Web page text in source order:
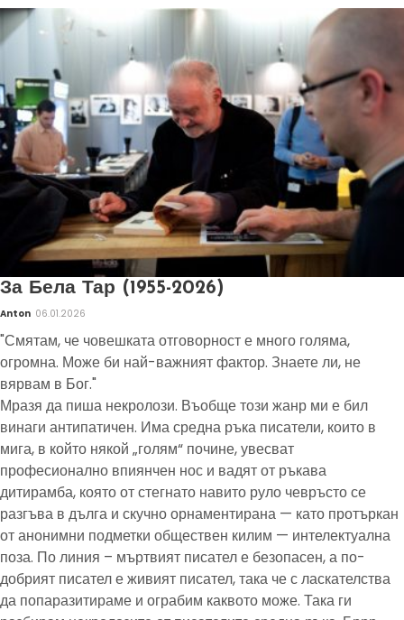
За Бела Тар (1955-2026)
Anton 06.01.2026
"Смятам, че човешката отговорност е много голяма,
огромна. Може би най-важният фактор. Знаете ли, не
вярвам в Бог."
Мразя да пиша некролози. Въобще този жанр ми е бил
винаги антипатичен. Има средна ръка писатели, които в
мига, в който някой „голям“ почине, увесват
професионално впиянчен нос и вадят от ръкава
дитирамба, която от стегнато навито руло чевръсто се
разгъва в дълга и скучно орнаментирана — като протъркан
от анонимни подметки обществен килим — интелектуална
поза. По линия – мъртвият писател е безопасен, а по-
добрият писател е живият писател, така че с ласкателства
да попаразитираме и ограбим каквото може. Така ги